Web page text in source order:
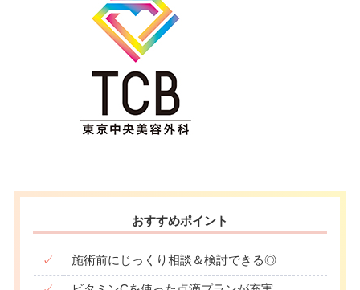
おすすめポイント
✓ 施術前にじっくり相談＆検討できる◎